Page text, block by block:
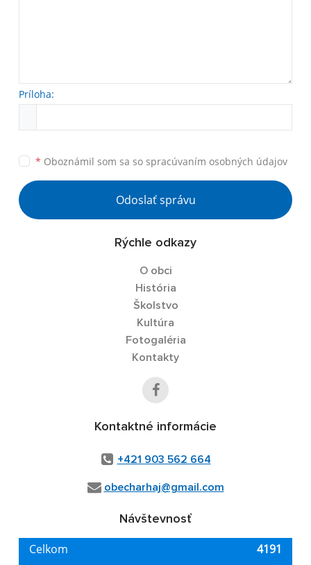
Príloha:
* Oboznámil som sa so spracúvaním osobných údajov
Odoslať správu
Rýchle odkazy
O obci
História
Školstvo
Kultúra
Fotogaléria
Kontakty
Kontaktné informácie
+421 903 562 664
obecharhaj@gmail.com
Návštevnosť